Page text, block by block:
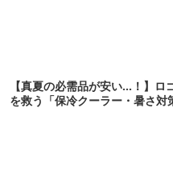
【真夏の必需品が安い…！】ロ
を救う「保冷クーラー・暑さ対